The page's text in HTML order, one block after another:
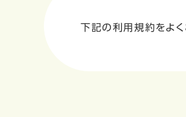
下記の利用規約をよく